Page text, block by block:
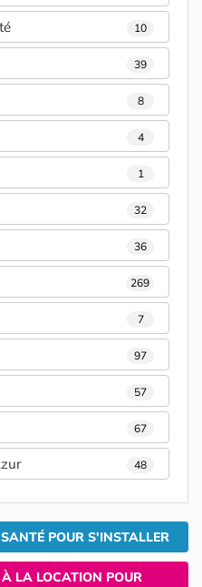
10
39
8
4
1
32
36
269
7
97
57
67
48
POUR S'INSTALLER
LA LOCATION POUR